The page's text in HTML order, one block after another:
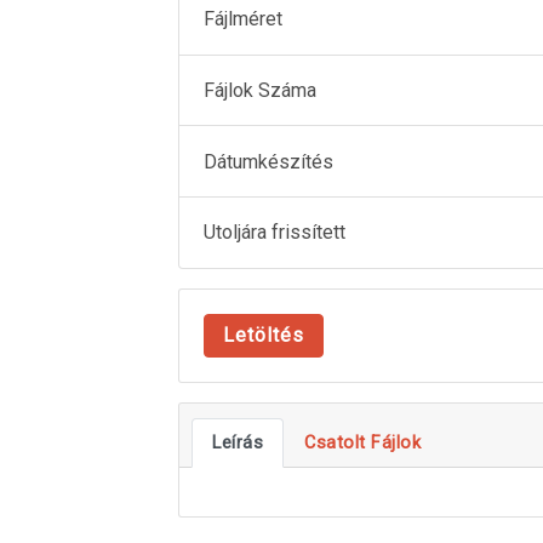
Fájlméret
Fájlok Száma
Dátumkészítés
Utoljára frissített
Letöltés
Leírás Csatolt Fájlok